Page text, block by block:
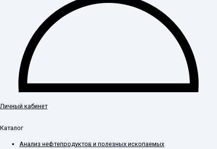
Личный кабинет
Каталог
Анализ нефтепродуктов и полезных ископаемых